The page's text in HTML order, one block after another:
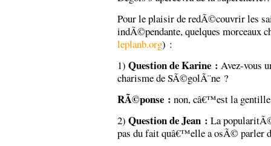
Pour le plaisir de redÃ©couvrir les
indÃ©pendante, quelques
leplanb.org) :
1) Question de Karine : Avez-vous
charisme de SÃ©golÃ¨ne ?
RÃ©ponse : non, câ€™est la
2) Question de Jean : La
pas du fait quâ€™elle a osÃ© parler